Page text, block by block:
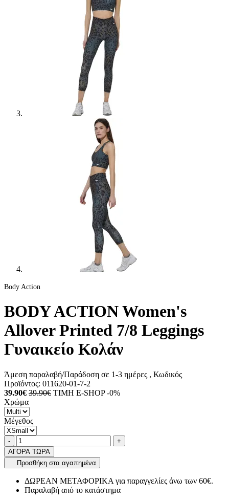
Body Action
BODY ACTION Women's
Allover Printed 7/8 Leggings
Γυναικείο Κολάν
Άμεση παραλαβή/Παράδοση σε 1-3 ημέρες , Κωδικός
Προϊόντος: 011620-01-7-2
39.90€ 39.90€ ΤΙΜΗ E-SHOP -0%
Χρώμα
Μέγεθος
Ποσότητα
-product.increase.quantity +
ΑΓΟΡΑ ΤΩΡΑ
Προσθήκη στα αγαπημένα
ΔΩΡΕΑΝ ΜΕΤΑΦΟΡΙΚΑ για παραγγελίες άνω των 60€.
Παραλαβή από το κατάστημα